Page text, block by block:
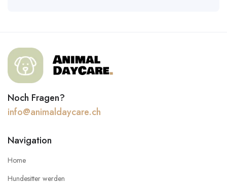
Noch Fragen?
info@animaldaycare.ch
Navigation
Home
Hundesitter werden